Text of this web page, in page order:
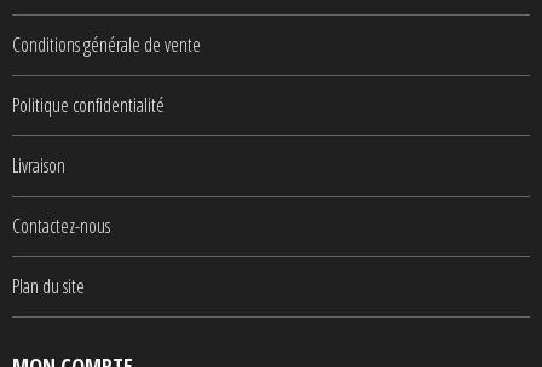
Conditions générale de vente
Politique confidentialité
Livraison
Contactez-nous
Plan du site